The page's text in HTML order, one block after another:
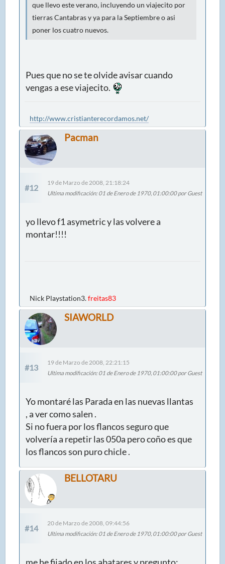
que llevo este verano, incluyendo un viajecito por
tierras Cantabras y ya para la Septiembre o asi
poner los cuatro nuevos.
Pues que no se te olvide avisar cuando
vengas a ese viajecito.
http://www.cristianterecordamos.net/
Pacman
#12
19 de Marzo de 2008, 21:18:24
Ultima modificación: 01 de Enero de 1970, 01:00:00 por Guest
yo llevo f1 asymetric y las volvere a
montar!!!!
Nick Playstation3.freitas83
SIAWORLD
#13
19 de Marzo de 2008, 22:21:15
Ultima modificación: 01 de Enero de 1970, 01:00:00 por Guest
Yo montaré las Parada en las nuevas llantas
, a ver como salen .
Si no fuera por los flancos seguro que
volvería a repetir las 050a pero coño es que
los flancos son puro chicle .
BELLOTARU
#14
20 de Marzo de 2008, 09:44:56
Ultima modificación: 01 de Enero de 1970, 01:00:00 por Guest